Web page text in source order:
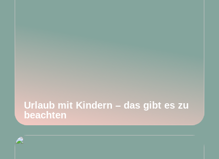
Urlaub mit Kindern – das gibt es zu
beachten